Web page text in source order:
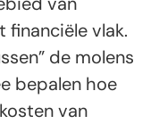
financiële vlak.
de molens
bepalen hoe
van